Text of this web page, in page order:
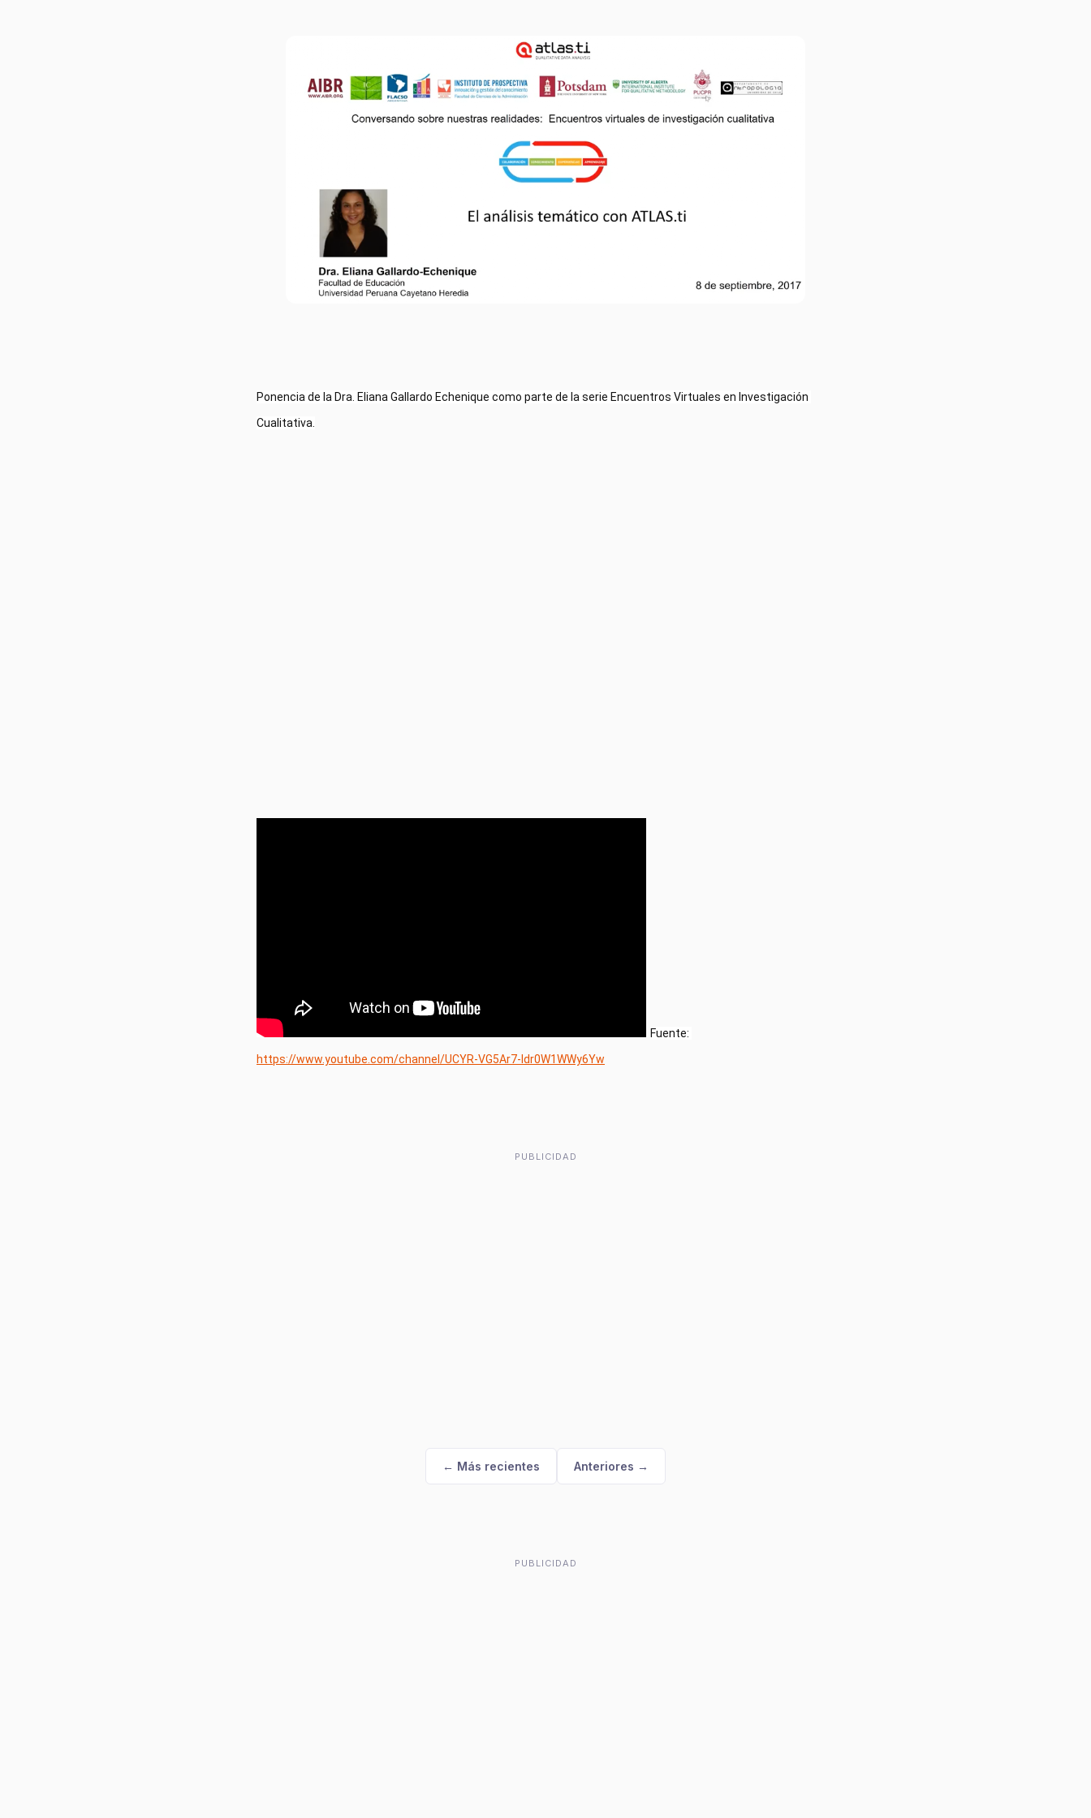
Ponencia de la Dra. Eliana Gallardo Echenique como parte de la serie Encuentros Virtuales en Investigación
Cualitativa.
https://www.youtube.com/channel/UCYR-VG5Ar7-Idr0W1WWy6Yw
PUBLICIDAD
← Más recientes Anteriores →
PUBLICIDAD